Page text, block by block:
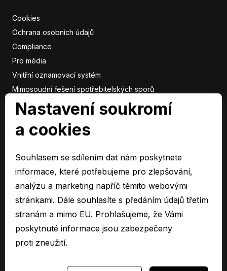
Cookies
Ochrana osobních údajů
Compliance
Pro média
Vnitřní oznamovací systém
Mimosoudní řešení spotřebitelských sporů
Sbírka listin
Členové
ARAVER CZ člen skupiny AUTO UH s.r.o.
EURO CAR Zlín člen skupiny AUTO UH s.r.o.
C&K člen skupiny AUTO UH a.s.
AUTO JIHLAVA člen skupiny AUTO UH s.r.o.
Autospol člen skupiny AUTO UH s.r.o.
Autospol Chery
Více …
Nastavení soukromí
a cookies
Souhlasem se sdílením dat nám poskytnete
informace, které potřebujeme pro zlepšování,
analýzu a marketing napříč těmito webovými
stránkami. Dále souhlasíte s předáním údajů třetím
stranám a mimo EU. Prohlašujeme, že Vámi
poskytnuté informace jsou zabezpečeny
proti zneužití.